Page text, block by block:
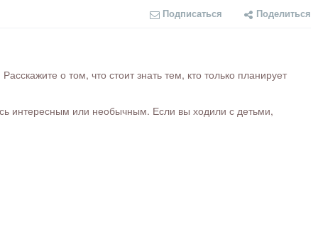
Подписаться Поделиться
о том, что стоит знать тем, кто только планирует
интересным или необычным. Если вы ходили с детьми,